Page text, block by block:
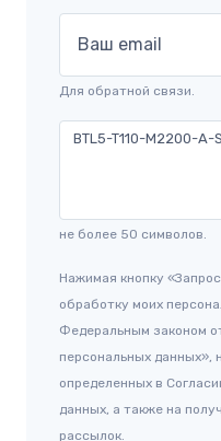
Ваш email
Для обратной связи.
не более 50 символов.
Нажимая кнопку
обработку моих
Федеральным законом
персональных данных»,
определенных в
данных, а также на
рассылок.